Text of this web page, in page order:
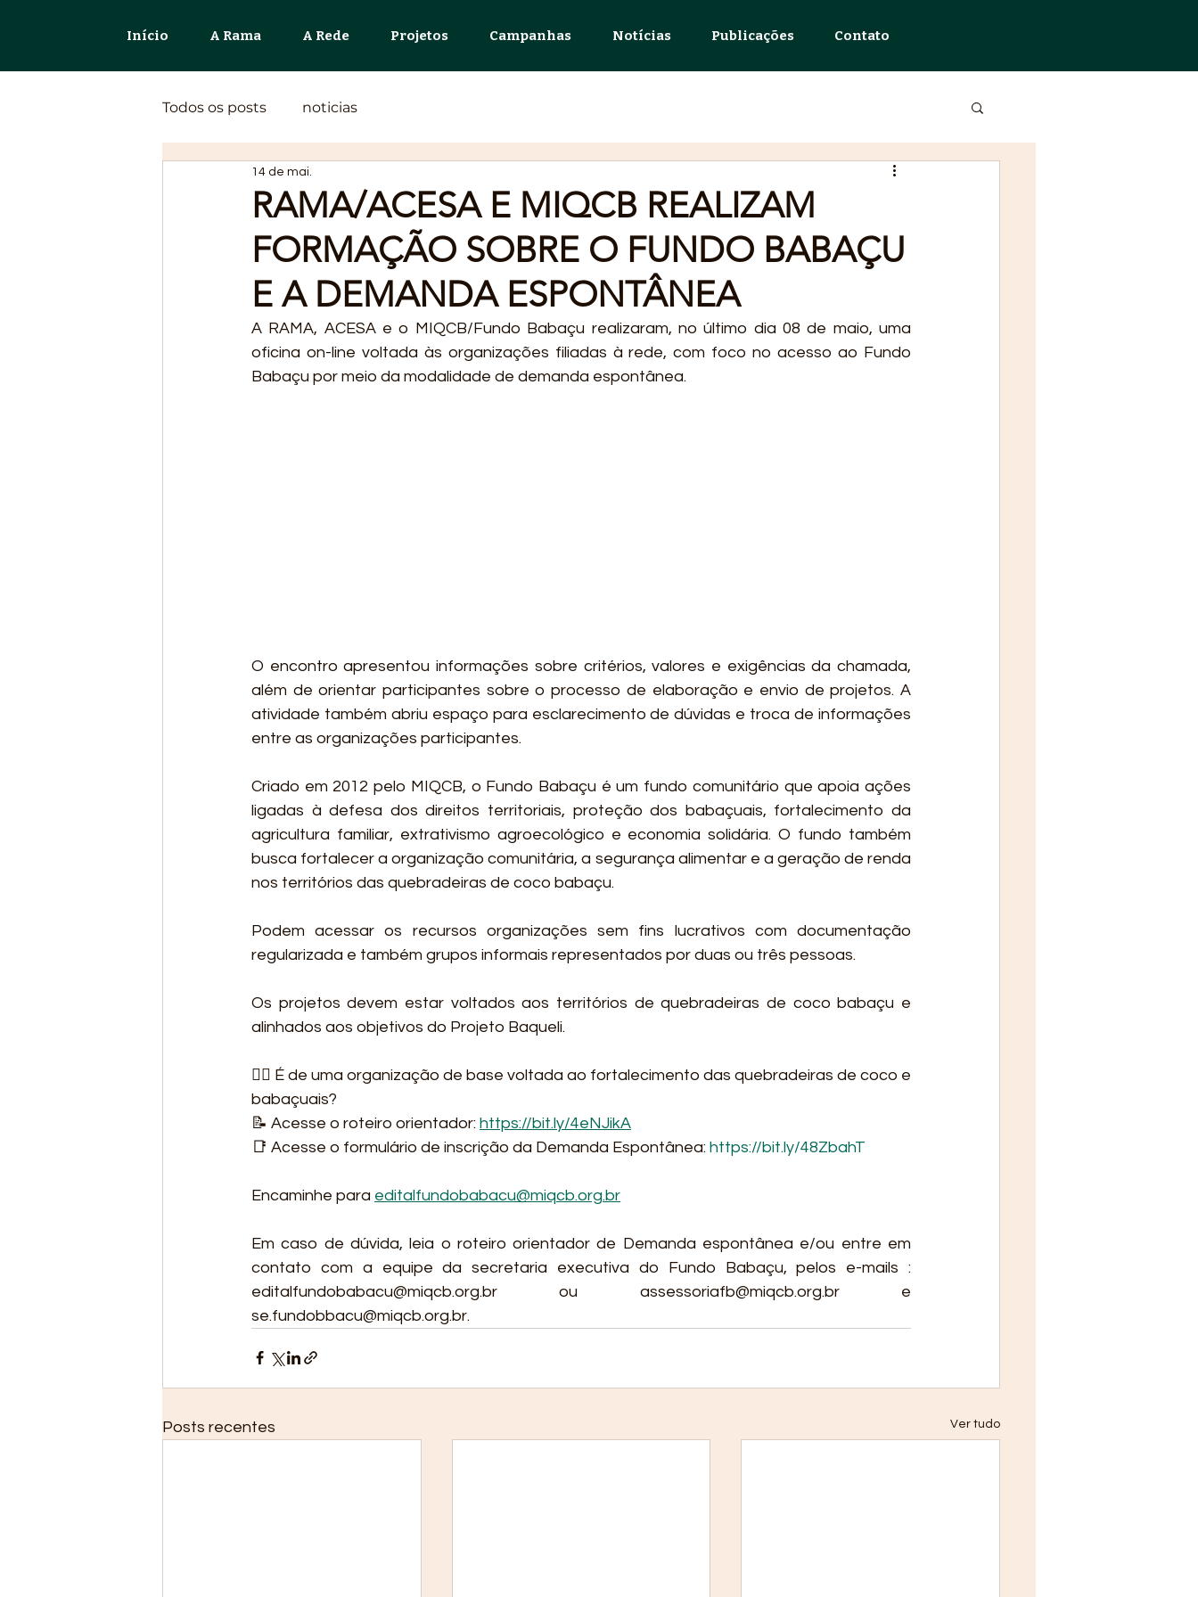
Início A Rama A Rede Projetos Campanhas Notícias Publicações Contato
Todos os posts noticias
RAMA/ACESA E MIQCB REALIZAM
FORMAÇÃO SOBRE O FUNDO BABAÇU
E A DEMANDA ESPONTÂNEA
14 de mai.
A RAMA, ACESA e o MIQCB/Fundo Babaçu realizaram, no último dia 08 de maio, uma
oficina on-line voltada às organizações filiadas à rede, com foco no acesso ao Fundo
Babaçu por meio da modalidade de demanda espontânea.
O encontro apresentou informações sobre critérios, valores e exigências da chamada,
além de orientar participantes sobre o processo de elaboração e envio de projetos. A
atividade também abriu espaço para esclarecimento de dúvidas e troca de informações
entre as organizações participantes.
Criado em 2012 pelo MIQCB, o Fundo Babaçu é um fundo comunitário que apoia ações
ligadas à defesa dos direitos territoriais, proteção dos babaçuais, fortalecimento da
agricultura familiar, extrativismo agroecológico e economia solidária. O fundo também
busca fortalecer a organização comunitária, a segurança alimentar e a geração de renda
nos territórios das quebradeiras de coco babaçu.
Podem acessar os recursos organizações sem fins lucrativos com documentação
regularizada e também grupos informais representados por duas ou três pessoas.
Os projetos devem estar voltados aos territórios de quebradeiras de coco babaçu e
alinhados aos objetivos do Projeto Baqueli.
👉🏾 É de uma organização de base voltada ao fortalecimento das quebradeiras de coco e
babaçuais?
📝 Acesse o roteiro orientador: https://bit.ly/4eNJikA
📑 Acesse o formulário de inscrição da Demanda Espontânea: https://bit.ly/48ZbahT
Encaminhe para editalfundobabacu@miqcb.org.br
Em caso de dúvida, leia o roteiro orientador de Demanda espontânea e/ou entre em
contato com a equipe da secretaria executiva do Fundo Babaçu, pelos e-mails :
editalfundobabacu@miqcb.org.br ou assessoriafb@miqcb.org.br e
se.fundobbacu@miqcb.org.br.
Posts recentes Ver tudo